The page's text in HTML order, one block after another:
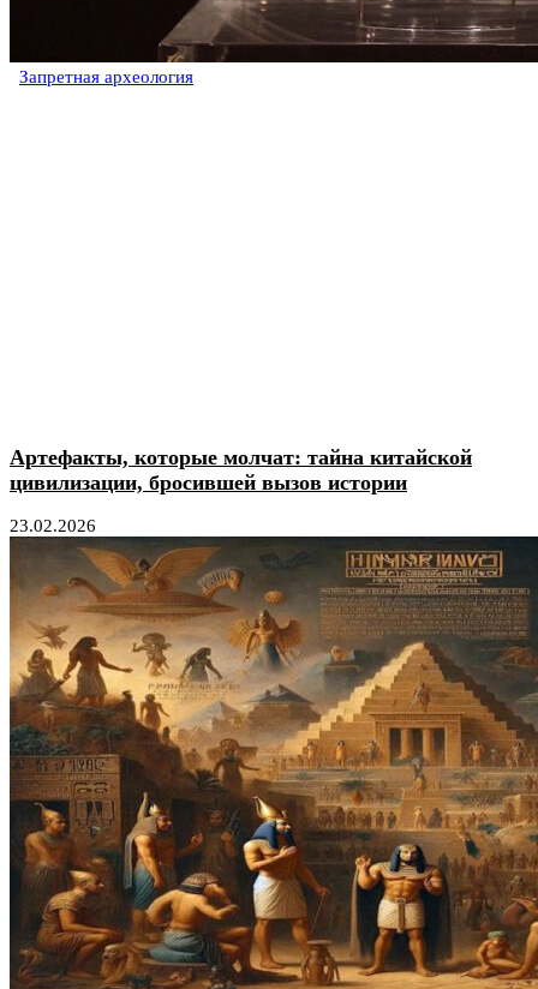
Запретная археология
Артефакты, которые молчат: тайна китайской
цивилизации, бросившей вызов истории
23.02.2026